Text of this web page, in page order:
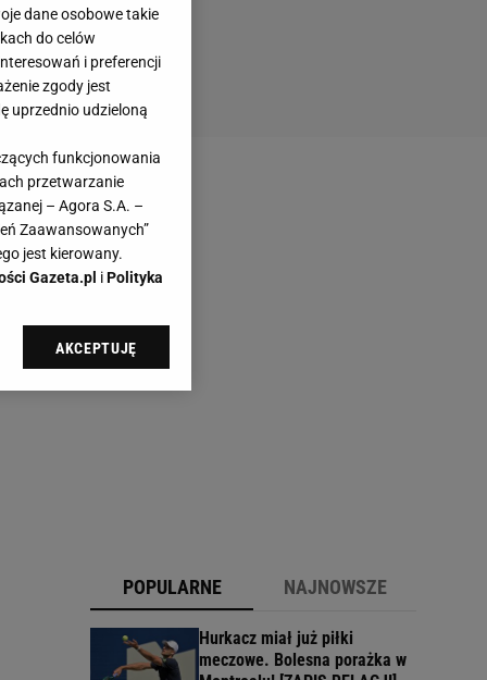
POPULARNE NAJNOWSZE
Hurkacz miał już piłki
meczowe. Bolesna porażka w
dane osobowe takie
do celów
i preferencji
zgody jest
uprzednio udzieloną
funkcjonowania
przetwarzanie
– Agora S.A. –
Zaawansowanych”
jest kierowany.
Gazeta.pl iPolityka
sp. z o.o., jej
swoje preferencje
AKCEPTUJĘ